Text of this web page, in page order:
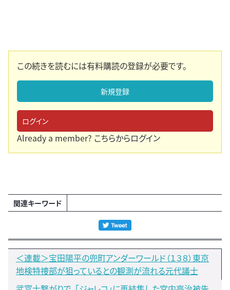
この続きを読むには有料購読の登録が必要です。
新規登録
ログイン
Already a member? こちらからログイン
関連キーワード
＜連載＞宝田陽平の兜町アンダーワールド（１３８）東京
地検特捜部が狙っているとの観測が流れる元代議士